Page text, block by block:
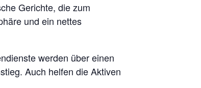
Gerichte, die zum
und ein nettes
werden über einen
Auch helfen die Aktiven